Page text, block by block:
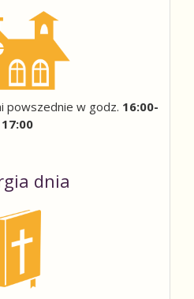
powszednie w godz. 16:00-
17:00
dnia